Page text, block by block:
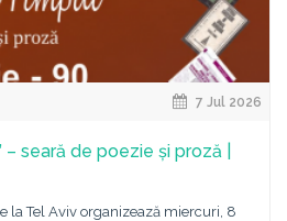
7 Jul 2026
seară de poezie și proză |
la Tel Aviv organizează miercuri, 8